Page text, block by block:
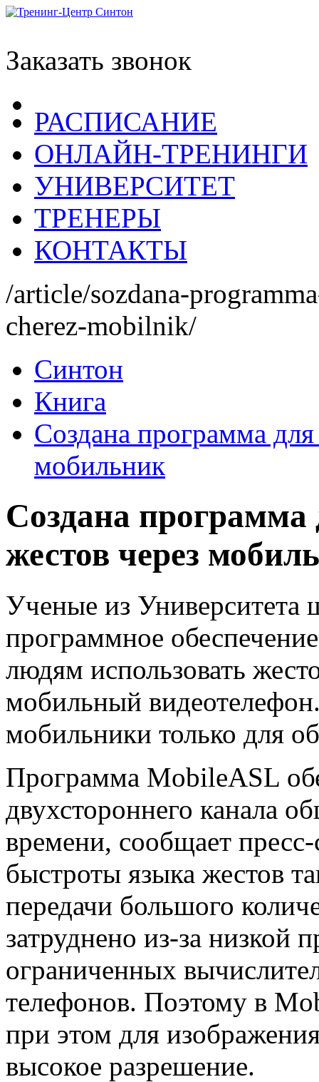
Заказать звонок
РАСПИСАНИЕ
ОНЛАЙН-ТРЕНИНГИ
УНИВЕРСИТЕТ
ТРЕНЕРЫ
КОНТАКТЫ
/article/sozdana-
cherez-mobilnik/
Синтон
Книга
Создана программа
мобильник
Создана программа
жестов через
Ученые из Университета
программное
людям использовать
мобильный
мобильники только для
Программа MobileASL
двухстороннего канала
времени, сообщает
быстроты языка жестов
передачи большого
затруднено из-за низкой
ограниченных
телефонов. Поэтому в
при этом для
высокое разрешение.